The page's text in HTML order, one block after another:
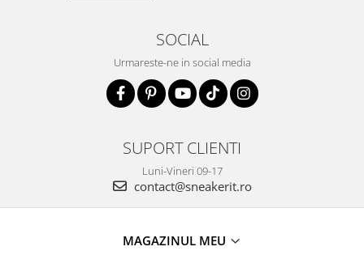
SOCIAL
Urmareste-ne in social media
SUPORT CLIENTI
Luni-Vineri 09-17
contact@sneakerit.ro
MAGAZINUL MEU